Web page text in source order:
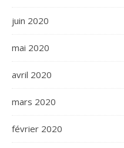
juin 2020
mai 2020
avril 2020
mars 2020
février 2020